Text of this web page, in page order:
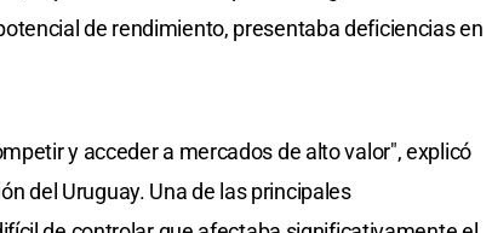
de rendimiento, presentaba deficiencias en
y acceder a mercados de alto valor", explicó
del Uruguay. Una de las principales